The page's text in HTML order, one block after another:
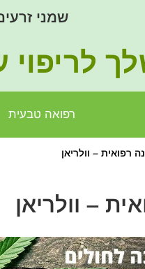
שמני
לריפוי
רפואה טבעית
רפואית – וולריאן
– וולריאן